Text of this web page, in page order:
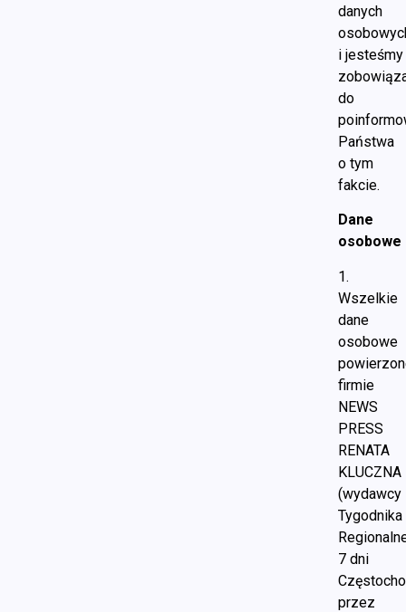
danych
i jesteśmy
do
Państwa
o tym
fakcie.
Dane
osobowe
1.
Wszelkie
dane
osobowe
firmie
NEWS
PRESS
RENATA
KLUCZNA
(wydawcy
Tygodnika
7 dni
przez